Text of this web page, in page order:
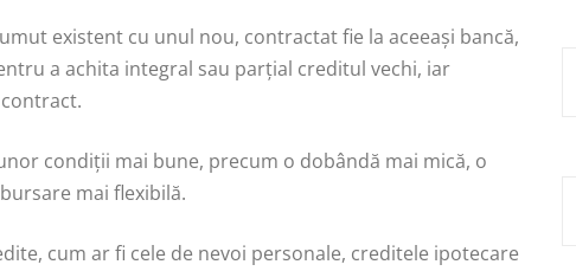
existent cu unul nou, contractat fie la aceeași bancă,
a achita integral sau parțial creditul vechi, iar
condiții mai bune, precum o dobândă mai mică, o
mai flexibilă.
cum ar fi cele de nevoi personale, creditele ipotecare